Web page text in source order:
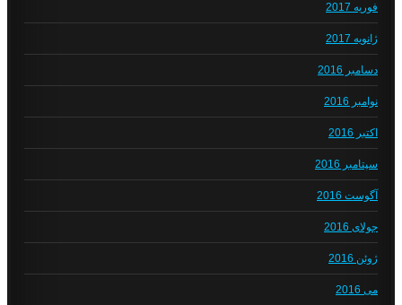
فوریه 2017
ژانویه 2017
دسامبر 2016
نوامبر 2016
اکتبر 2016
سپتامبر 2016
آگوست 2016
جولای 2016
ژوئن 2016
می 2016